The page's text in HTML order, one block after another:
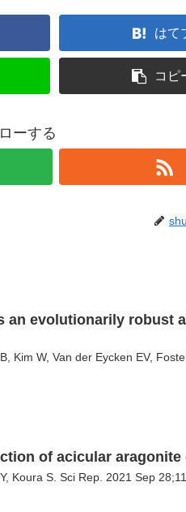
はて
コピ
ーする
an evolutionarily robust
Kim W, Van der Eycken EV,
of acicular
Koura S. Sci Rep. 2021 Sep